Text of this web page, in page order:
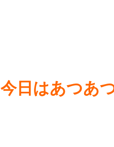
今日はあつあ